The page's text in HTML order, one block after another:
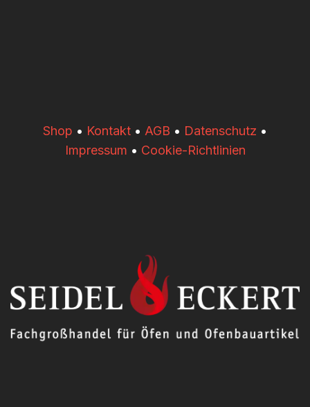
​​Shop • Kontakt • AGB • Datenschutz •
Impressum • Cookie-Richtlinien